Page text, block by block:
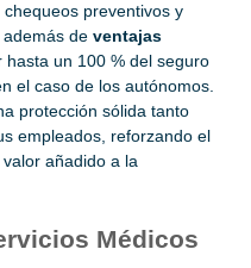
preventivos y
de ventajas
un 100 % del seguro
el caso de los autónomos.
protección sólida tanto
empleados, reforzando el
añadido a la
Médicos